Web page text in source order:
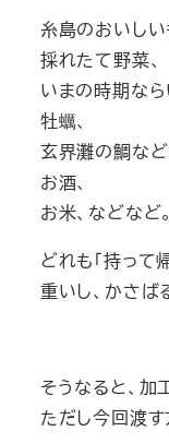
糸島のおいしい
採れたて野菜、
いまの時期なら
牡蠣、
玄界灘の鯛など
お酒、
お米、などなど。
どれも「持って
重いし、かさば
そうなると、加
ただし今回渡